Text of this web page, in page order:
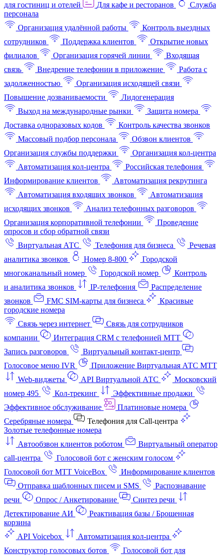
для гостиниц и отелей
Для кафе и ресторанов
Служба
персонала
Организация удалённой работы
Контроль выездных
сотрудников
Поддержка клиентов
Открытие новых
филиалов
Организация горячей линии
Входящая
связь
Внедрение телефонии в приложение
Работа с
задолженностью
Организация исходящей связи
Повышение дозваниваемости
Лидогенерация
Выход на международные рынки
Защита номера
Доставка одноразовых кодов
Контроль качества звонков
Массовый подбор персонала
Обзвон клиентов
Организация службы поддержки
Организация кол-центра
Автоматизация кол-центра
Российская телефония
Информирование клиентов
Автоматизация рекрутинга
Автоматизация входящих звонков
Автоматизация
исходящих звонков
Анализ телефонных разговоров
Организация корпоративной телефонии
Проведение
опросов и сбор обратной связи
Виртуальная АТС
Телефония для бизнеса
Речевая
аналитика звонков
Номер 8-800
Городской
многоканальный номер
Городской номер
Контроль
и аналитика звонков
IP-телефония
Распределение
звонков
FMC SIM-карты для бизнеса
Красивые
городские номера
Связь через интернет
Связь для сотрудников
компании
Интеграция CRM с телефонией МТТ
Запись разговоров
Виртуальный контакт‑центр
Голосовое меню IVR
Приложение Виртуальная АТС МТТ
Web-виджеты
API Виртуальной АТС
Московский
номер 495
Кол-трекинг
Эффективные продажи
Эффективное обслуживание
Платиновые номера
Серебряные номера
Телефония для Call-центра
Золотые телефонные номера
Автообзвон клиентов роботом
Виртуальный оператор
call-центра
Голосовой бот с женским голосом
Голосовой бот МТТ VoiceBox
Информирование клиентов
Отправка шаблонных писем и SMS
Распознавание
речи
Опрос / Анкетирование
Синтез речи
Детектирование АИ
Реактивация базы / Брошенная
корзина
API Voicebox
Автоматизация кол‑центра
Конструктор голосовых ботов
Голосовой бот для